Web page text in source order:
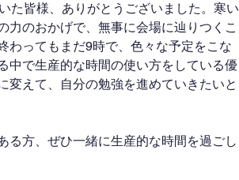
た皆様、ありがとうございました。寒い
力のおかげで、無事に会場に辿りつくこ
わってもまだ9時で、色々な予定をこな
中で生産的な時間の使い方をしている優
変えて、自分の勉強を進めていきたいと
る方、ぜひ一緒に生産的な時間を過ごし